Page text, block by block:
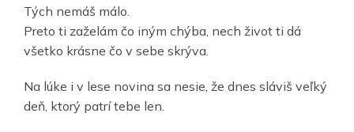
Tých nemáš málo.
Preto ti zaželám čo iným chýba, nech život ti dá
všetko krásne čo v sebe skrýva.
Na lúke i v lese novina sa nesie, že dnes sláviš veľký
deň, ktorý patrí tebe len.